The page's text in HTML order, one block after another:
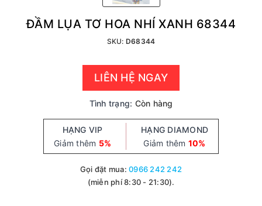
ĐẦM LỤA TƠ HOA NHÍ XANH 68344
SKU: D68344
LIÊN HỆ NGAY
Tình trạng: Còn hàng
HẠNG VIP
Giảm thêm 5%
HẠNG DIAMOND
Giảm thêm 10%
Gọi đặt mua:0966 242 242
(miễn phí 8:30 - 21:30).